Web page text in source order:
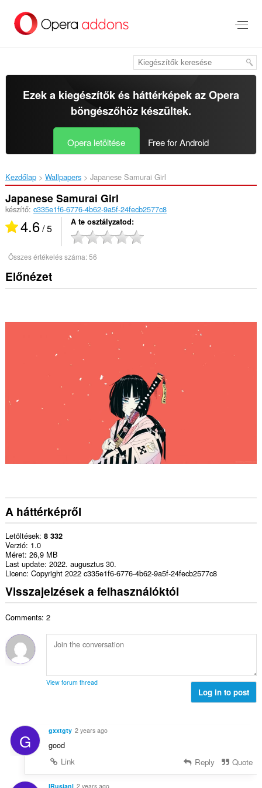
Ezek a kiegészítők és háttérképek azOpera
böngészőhözkészültek.
Opera letöltése Free for Android
Kezdőlap Wallpapers Japanese Samurai Girl‎
Japanese Samurai Girl
készítő: c335e1f6-6776-4b62-9a5f-24fecb2577c8
4.6/ 5 A te osztályzatod
Összes értékelés száma:56
Előnézet
A háttérképről
Letöltések 8 332
Verzió 1.0
Méret 26,9 MB
Last update 2022. augusztus 30.
Licenc Copyright 2022 c335e1f6-6776-4b62-9a5f-24fecb2577c8
Visszajelzések a felhasználóktól
Comments: 2
View forum thread
Log in to post
G gxxtgty 2 years ago
good
Link
Reply Quote
lRusianl 2 years ago